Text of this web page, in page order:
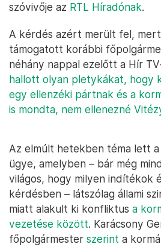
szóvivője az RTL Híradónak.
A kérdés azért merült fel,
támogatott korábbi
néhány nappal ezelőtt a Hír
hallott olyan pletykákat, hogy
egy ellenzéki pártnak és a
is mondta, nem ellenezné
Az elmúlt hetekben téma lett
ügye, amelyben – bár még
világos, hogy milyen indítékok
kérdésben – látszólag állami
miatt alakult ki konfliktus a
vezetése között. Karácsony
főpolgármester szerint a